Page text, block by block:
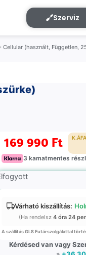
Szerviz
(használt, Független,
169 990 Ft
3 kamatmentes
Várható kiszállítás:
(Ha rendelsz4 óra 24
A szállítás GLS Futárszolgálattal
Kérdésed van vagy